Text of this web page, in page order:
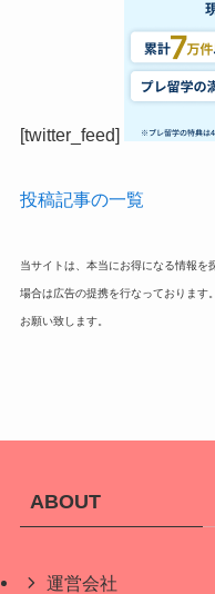
[twitter_feed]
投稿記事の一覧
当サイトは、本当にお得になる情報を
場合は広告の提携を行なっております。
お願い致します。
ABOUT
運営会社